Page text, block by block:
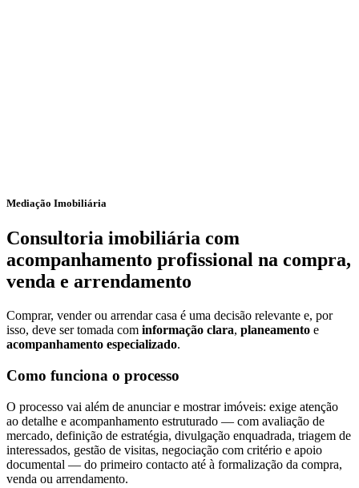
Mediação Imobiliária
Consultoria imobiliária com
acompanhamento profissional na compra,
venda e arrendamento
Comprar, vender ou arrendar casa é uma decisão relevante e, por
isso, deve ser tomada com informação clara, planeamento e
acompanhamento especializado.
Como funciona o processo
O processo vai além de anunciar e mostrar imóveis: exige atenção
ao detalhe e acompanhamento estruturado — com avaliação de
mercado, definição de estratégia, divulgação enquadrada, triagem de
interessados, gestão de visitas, negociação com critério e apoio
documental — do primeiro contacto até à formalização da compra,
venda ou arrendamento.